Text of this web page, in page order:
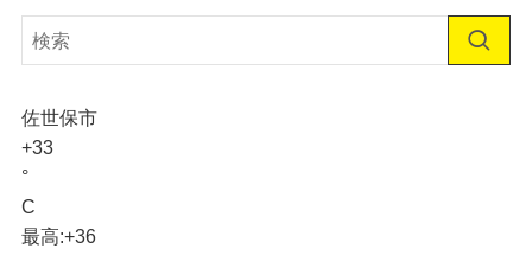
佐世保市
+33
°
C
最高:+36